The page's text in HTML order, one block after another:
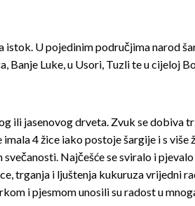
istok. U pojedinim područjima narod
Banje Luke, u Usori, Tuzli te u cijeloj
ili jasenovog drveta. Zvuk se
4 žice iako postoje šargije i s
Najčešće se sviralo i
trganja i ljuštenja kukuruza vrijed­ni
i pjesmom unosili su radost u